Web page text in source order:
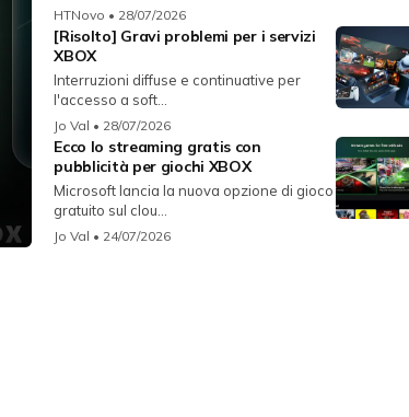
HTNovo • 28/07/2026
[Risolto] Gravi problemi per i servizi
XBOX
Interruzioni diffuse e continuative per
l'accesso a soft...
Jo Val • 28/07/2026
Ecco lo streaming gratis con
pubblicità per giochi XBOX
Microsoft lancia la nuova opzione di gioco
gratuito sul clou...
Jo Val • 24/07/2026